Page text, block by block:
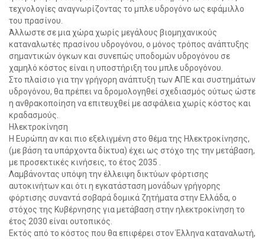
τεχνολογίες αναγνωρίζοντας το μπλε υδρογόνο ως εφάμιλλο
του πρασίνου.
Άλλωστε σε μια χώρα χωρίς μεγάλους βιομηχανικούς
καταναλωτές πρασίνου υδρογόνου, ο μόνος τρόπος ανάπτυξης
σημαντικών όγκων και συνεπώς υποδομών υδρογόνου σε
χαμηλό κόστος είναι η υποστήριξη του μπλε υδρογόνου.
Στο πλαίσιο για την γρήγορη ανάπτυξη των ΑΠΕ και συστημάτων
υδρογόνου, θα πρέπει να δρομολογηθεί σχεδιασμός ούτως ώστε
η ανθρακοποίηση να επιτευχθεί με ασφάλεια χωρίς κόστος και
κραδασμούς.
Ηλεκτροκίνηση
Η Ευρώπη αν και πιο εξελιγμένη στο θέμα της Ηλεκτροκίνησης,
(με βάση τα υπάρχοντα δίκτυα) έχει ως στόχο της την μετάβαση,
με προσεκτικές κινήσεις, το έτος 2035 .
Λαμβάνοντας υπόψη την έλλειψη δικτύων φόρτισης
αυτοκινήτων και ότι η εγκατάσταση μονάδων γρήγορης
φόρτισης συναντά σοβαρά δομικά ζητήματα στην Ελλάδα, ο
στόχος της Κυβέρνησης για μετάβαση στην ηλεκτροκίνηση το
έτος 2030 είναι ουτοπικός.
Εκτός από το κόστος που θα επιφέρει στον Έλληνα καταναλωτή,